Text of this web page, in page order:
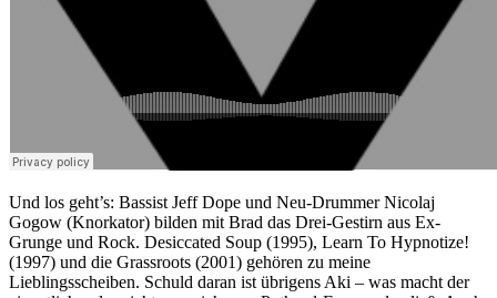
Und los geht’s: Bassist Jeff Dope und Neu-Drummer Nicolaj
Gogow (Knorkator) bilden mit Brad das Drei-Gestirn aus Ex-
Grunge und Rock. Desiccated Soup (1995), Learn To Hypnotize!
(1997) und die Grassroots (2001) gehören zu meine
Lieblingsscheiben. Schuld daran ist übrigens Aki – was macht der